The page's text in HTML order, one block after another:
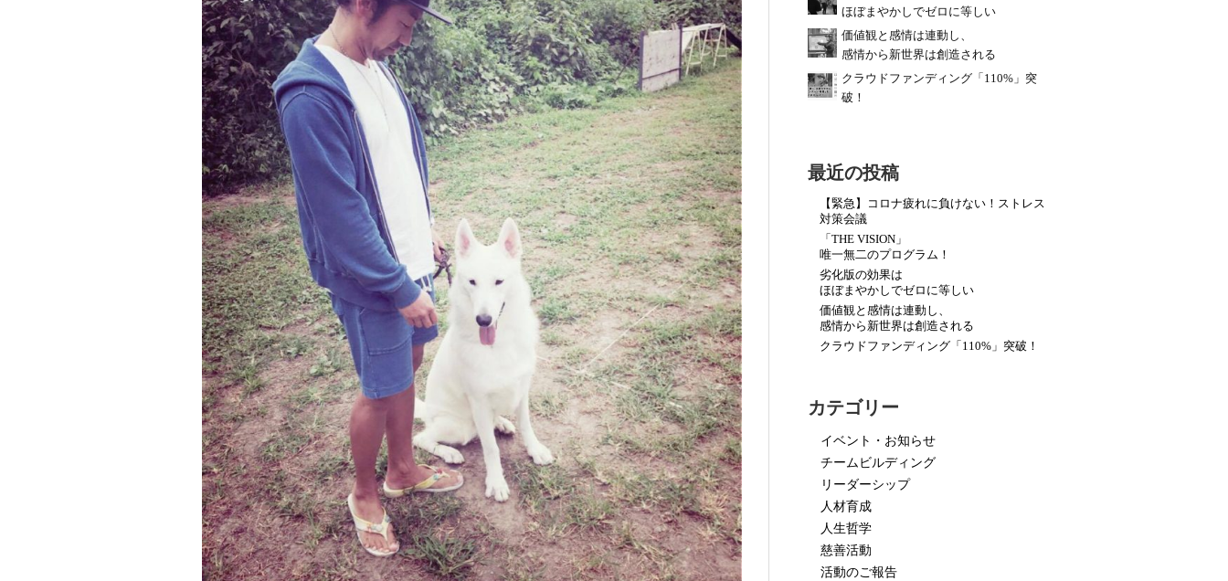
ほぼまやかしでゼロに等しい
価値観と感情は連動し、
感情から新世界は創造される
クラウドファンディング「110%」突
破！
最近の投稿
【緊急】コロナ疲れに負けない！ストレス
対策会議
「THE VISION」
唯一無二のプログラム！
劣化版の効果は
ほぼまやかしでゼロに等しい
価値観と感情は連動し、
感情から新世界は創造される
クラウドファンディング「110%」突破！
カテゴリー
イベント・お知らせ
チームビルディング
リーダーシップ
人材育成
人生哲学
慈善活動
活動のご報告